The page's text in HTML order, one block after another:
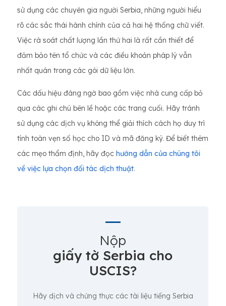
sử dụng các chuyên gia người Serbia, những người hiểu
rõ các sắc thái hành chính của cả hai hệ thống chữ viết.
Việc rà soát chất lượng lần thứ hai là rất cần thiết để
đảm bảo tên tổ chức và các điều khoản pháp lý vẫn
nhất quán trong các gói dữ liệu lớn.
Các dấu hiệu đáng ngờ bao gồm việc nhà cung cấp bỏ
qua các ghi chú bên lề hoặc các trang cuối. Hãy tránh
sử dụng các dịch vụ không thể giải thích cách họ duy trì
tính toàn vẹn số học cho ID và mã đăng ký. Để biết thêm
các mẹo thẩm định, hãy đọc hướng dẫn của chúng tôi
về việc lựa chọn đối tác dịch thuật.
Nộp
giấy tờ Serbia cho
USCIS?
Hãy dịch và chứng thực các tài liệu tiếng Serbia